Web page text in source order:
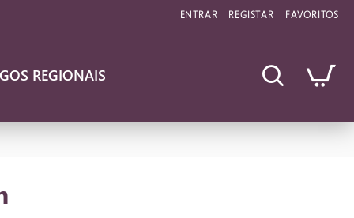
ENTRAR REGISTAR FAVORITOS
REGIONAIS